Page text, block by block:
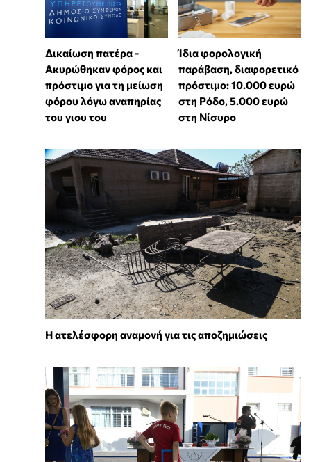
Δικαίωση πατέρα -
Ακυρώθηκαν φόρος και
πρόστιμο για τη μείωση
φόρου λόγω αναπηρίας
του γιου του
Ίδια φορολογική
παράβαση, διαφορετικό
πρόστιμο: 10.000 ευρώ
στη Ρόδο, 5.000 ευρώ
στη Νίσυρο
Η ατελέσφορη αναμονή για τις αποζημιώσεις